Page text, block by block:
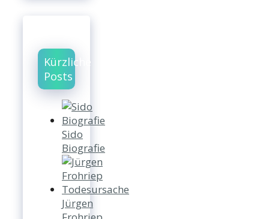
Kürzliche
Posts
Sido
Biografie
Jürgen